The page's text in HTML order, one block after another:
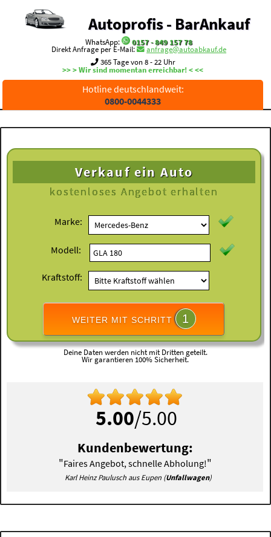
Autoprofis - BarAnkauf
WhatsApp:
0157 - 849 157 78
Direkt Anfrage per E-Mail:
anfrage@autoabkauf.de
365 Tage von 8 - 22 Uhr
>> > Wir sind momentan erreichbar! < <<
Hotline deutschlandweit:
0800-0044333
Verkauf ein Auto
kostenloses Angebot erhalten
Marke:
Modell:
Kraftstoff:
WEITER MIT SCHRITT 1
Deine Daten werden nicht mit Dritten geteilt.
Wir garantieren 100% Sicherheit.
5.00/5.00
Kundenbewertung:
"Faires Angebot, schnelle Abholung!"
Karl Heinz Paulusch aus Eupen (Unfallwagen)